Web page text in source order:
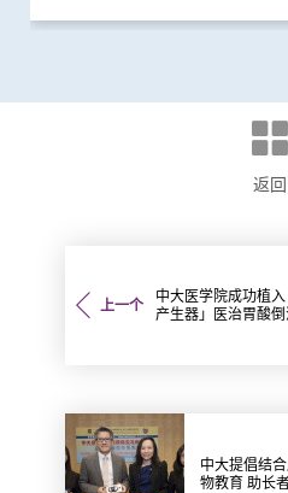
返回
上一个
中大医学院成功植
产生器」医治胃酸
中大提倡结
物教育 助长